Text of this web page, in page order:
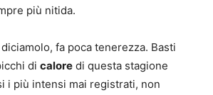
più nitida.
fa poca tenerezza. Basti
di calore di questa stagione
i più intensi mai registrati, non